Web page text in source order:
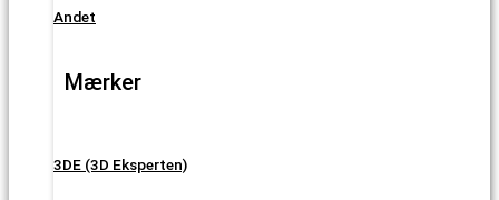
Andet
Mærker
3DE (3D Eksperten)